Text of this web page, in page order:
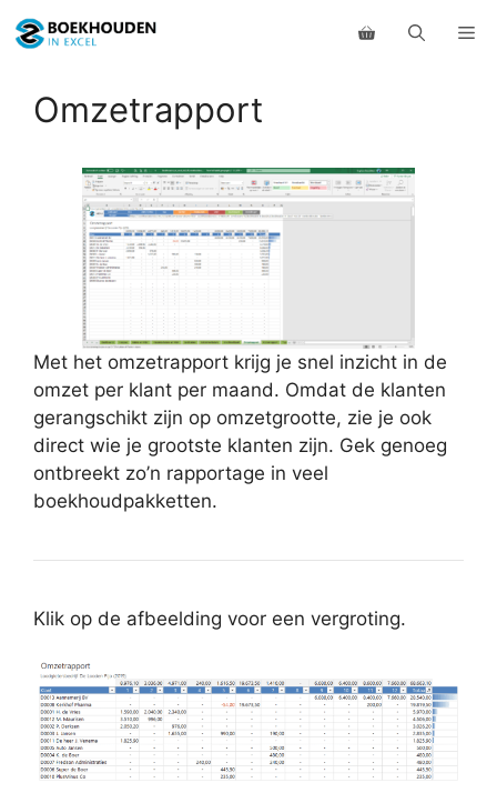
naar
inhoudOmzetrapport
Met het omzetrapport krijg je snel inzicht in de
omzet per klant per maand. Omdat de klanten
gerangschikt zijn op omzetgrootte, zie je ook
direct wie je grootste klanten zijn. Gek genoeg
ontbreekt zo’n rapportage in veel
boekhoudpakketten.
Klik op de afbeelding voor een vergroting.